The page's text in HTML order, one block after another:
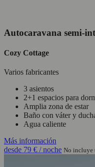
Autocaravana semi-
Cozy Cottage
Varios fabricantes
3 asientos
2+1 espacios para
Amplia zona de estar
Baño con váter y
Agua caliente
Más información
desde 79 € / noche No incluye